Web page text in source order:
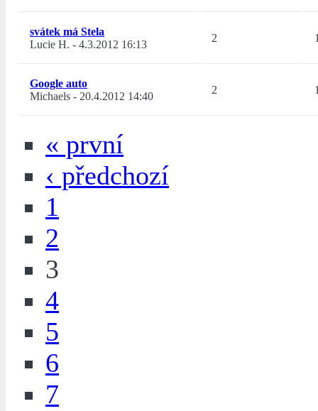
svátek má Stela
Lucie H. - 4.3.2012 16:13
2
Google auto
Michaels - 20.4.2012 14:40
2
« první
‹ předchozí
1
2
3
4
5
6
7